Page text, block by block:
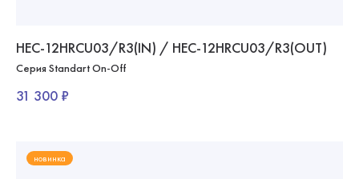
HEC-12HRCU03/R3(IN) / HEC-12HRCU03/R3(OUT)
Серия Standart On-Off
31 300 ₽
новинка